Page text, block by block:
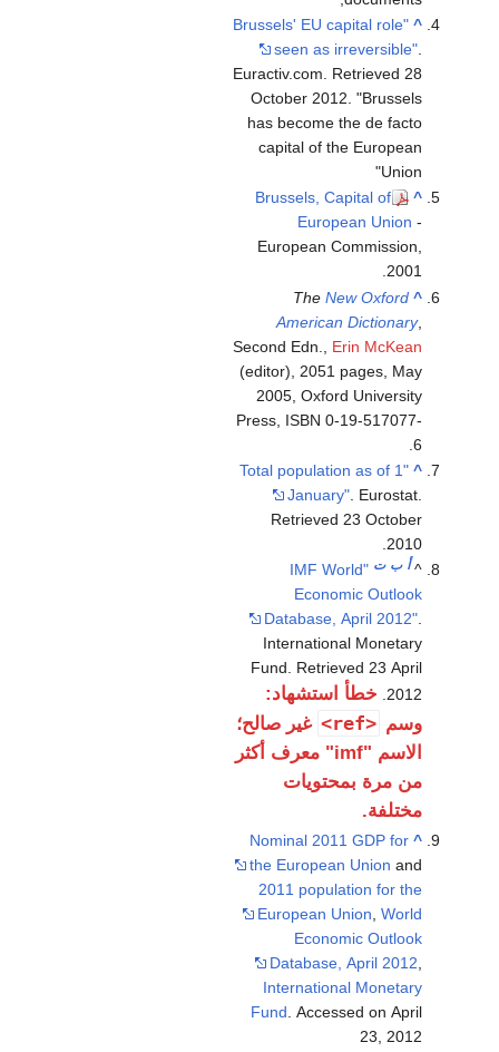
^
"Brussels' EU capital role
seen as irreversible"
Euractiv.com . Retrieved 28
October 2012 . Brussels
has become the de facto
capital of the European
Union
^
Brussels, Capital of
European Union -
European Commission,
2001.
^
TheNew Oxford
American Dictionary,
Second Edn., Erin McKean
(editor), 2051 pages, May
2005, Oxford University
Press, ISBN 0-19-517077-
6.
^
"Total population as of 1
January" . Eurostat
Retrieved 23 October
2010
^أ ب ت
"IMF World
Economic Outlook
Database, April 2012".
International Monetary
Fund. Retrieved23 April
2012
. خطأ استشهاد:
وسم <ref>
غير صالح؛
الاسم "imf" معرف أكثر
من مرة بمحتويات
مختلفة.
^
Nominal 2011 GDP for
the European Union and
2011 population for the
European Union ,World
Economic Outlook
Database, April 2012
International Monetary
Fund . Accessed on April
23, 2012